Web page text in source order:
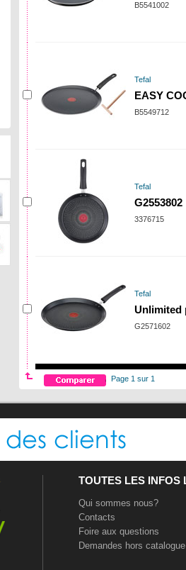
B5541002
Tefal
EASY
B5549712
Tefal
G2553802
3376715
Tefal
Unlimited
G2571602
Page 1 sur 1
TOUTES LES INFOS
Qui sommes nous?
Contacts
Foire aux questions
Demandes hors catalogue